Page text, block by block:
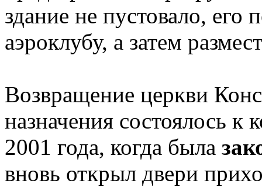
здание не пустовало,
аэроклубу, а затем
Возвращение церкви
назначения состоялось к
2001 года, когда была
вновь открыл двери